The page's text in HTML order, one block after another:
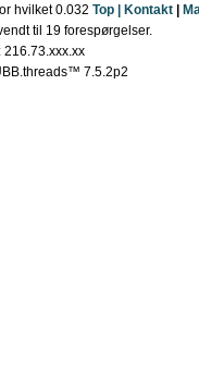
Top | Kontakt
hvilket 0.032
til 19 forespørgelser.
216.73.xxx.xx
7.5.2p2